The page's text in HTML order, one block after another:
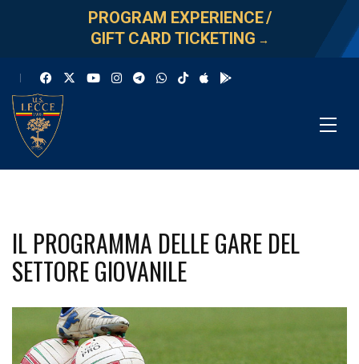
PROGRAM EXPERIENCE/
GIFT CARD TICKETING →
IL PROGRAMMA DELLE GARE DEL
SETTORE GIOVANILE